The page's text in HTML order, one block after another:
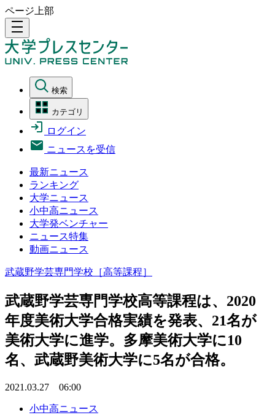
ページ上部
density_medium
検索
カテゴリ
ログイン
ニュースを受信
最新ニュース
ランキング
大学ニュース
小中高ニュース
大学発ベンチャー
ニュース特集
動画ニュース
武蔵野学芸専門学校［高等課程］
武蔵野学芸専門学校高等課程は、2020
年度美術大学合格実績を発表、21名が
美術大学に進学。多摩美術大学に10
名、武蔵野美術大学に5名が合格。
2021.03.27 06:00
小中高ニュース